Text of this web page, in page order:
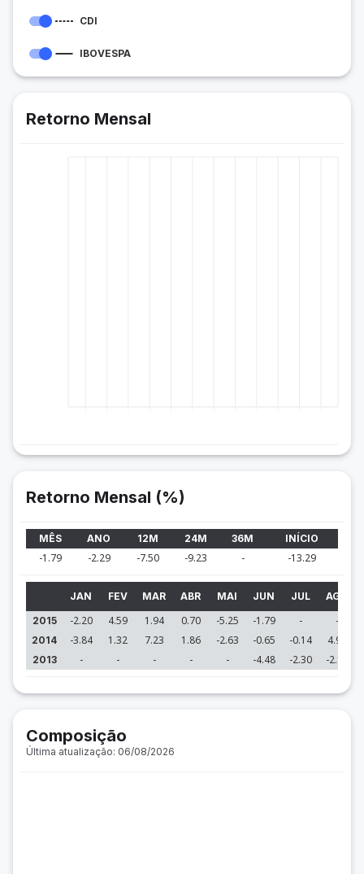
CDI
IBOVESPA
Retorno Mensal
Retorno Mensal (%)
MÊS ANO 12M 24M 36M INÍCIO
-1.79 -2.29 -7.50 -9.23 - -13.29
JAN FEV MAR ABR MAI JUN JUL AGO
2015
-2.20 4.59 1.94 0.70 -5.25 -1.79 - -
2014 -3.84 1.32 7.23 1.86 -2.63 -0.65 -0.14 4.93
2013 - - - - - -4.48 -2.30 -2.16
Composição
Última atualização: 06/08/2026